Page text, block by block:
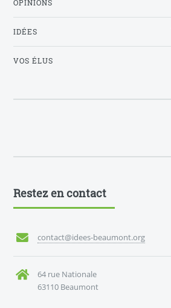
OPINIONS
IDÉES
VOS ÉLUS
Restez en contact
contact@idees-beaumont.org
64 rue Nationale
63110 Beaumont